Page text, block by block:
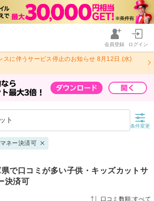
会員登録 ログイン
スに伴うサービス停止のお知らせ 8月12日 (水)
ト
条件変更
ネー決済可
で口コミが多い子供・キッズカットサ
決済可
口コミ数順:すべて